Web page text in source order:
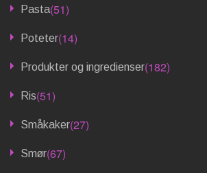
Pasta(51)
Poteter(14)
Produkter og ingredienser(182)
Ris(51)
Småkaker(27)
Smør(67)